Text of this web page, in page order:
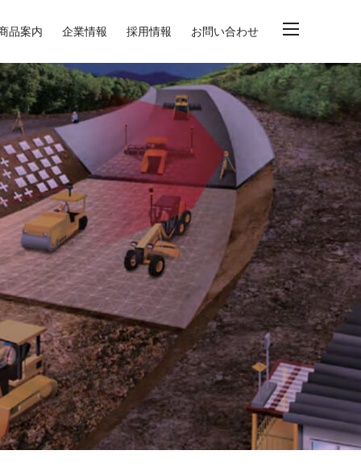
品案内 企業情報 採用情報 お問い合わせ